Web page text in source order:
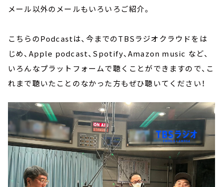
メール以外のメールもいろいろご紹介。
こちらのPodcastは、今までのTBSラジオクラウドをは
じめ、Apple podcast、Spotify、Amazon music など、
いろんなプラットフォームで聴くことができますので、こ
れまで聴いたことのなかった方もぜひ聴いてください！